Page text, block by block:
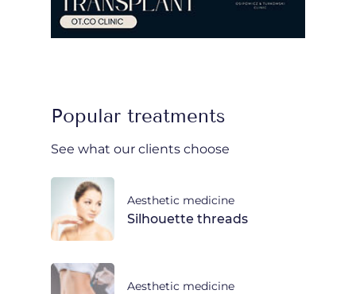
Popular treatments
See what our clients choose
Aesthetic medicine
Silhouette threads
Aesthetic medicine